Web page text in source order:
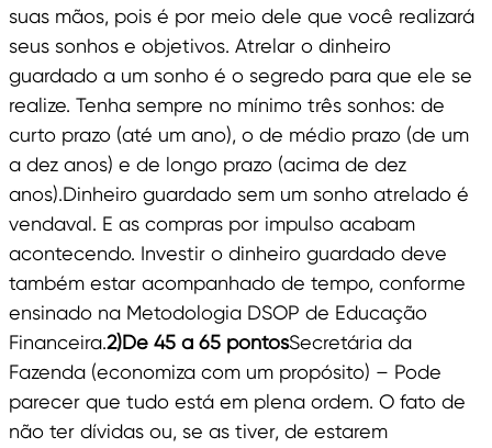
suas mãos, pois é por meio dele que você realizará
seus sonhos e objetivos. Atrelar o dinheiro
guardado a um sonho é o segredo para que ele se
realize. Tenha sempre no mínimo três sonhos: de
curto prazo (até um ano), o de médio prazo (de um
a dez anos) e de longo prazo (acima de dez
anos).Dinheiro guardado sem um sonho atrelado é
vendaval. E as compras por impulso acabam
acontecendo. Investir o dinheiro guardado deve
também estar acompanhado de tempo, conforme
ensinado na Metodologia DSOP de Educação
Financeira.2)De 45 a 65 pontosSecretária da
Fazenda (economiza com um propósito) – Pode
parecer que tudo está em plena ordem. O fato de
não ter dívidas ou, se as tiver, de estarem